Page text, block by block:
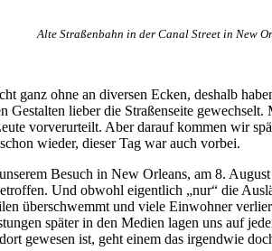
Alte Straßenbahn in der Canal Street in New
ganz ohne an diversen Ecken, deshalb
Gestalten lieber die Straßenseite
vorverurteilt. Aber darauf kommen wir
wieder, dieser Tag war auch vorbei.
Besuch in New Orleans, am 8.
Und obwohl eigentlich „nur“ die
überschwemmt und viele Einwohner
später in den Medien lagen uns auf
gewesen ist, geht einem das irgendwie